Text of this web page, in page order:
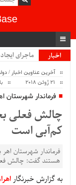
اخبار
ماجرای
آخرین عناوین اخبار /
فرماندار شهرستان
چالش فعلی
کم‌آبی است
فرماندار شهرستان اهر
هستند گفت: چالش
به گزارش خبرنگار